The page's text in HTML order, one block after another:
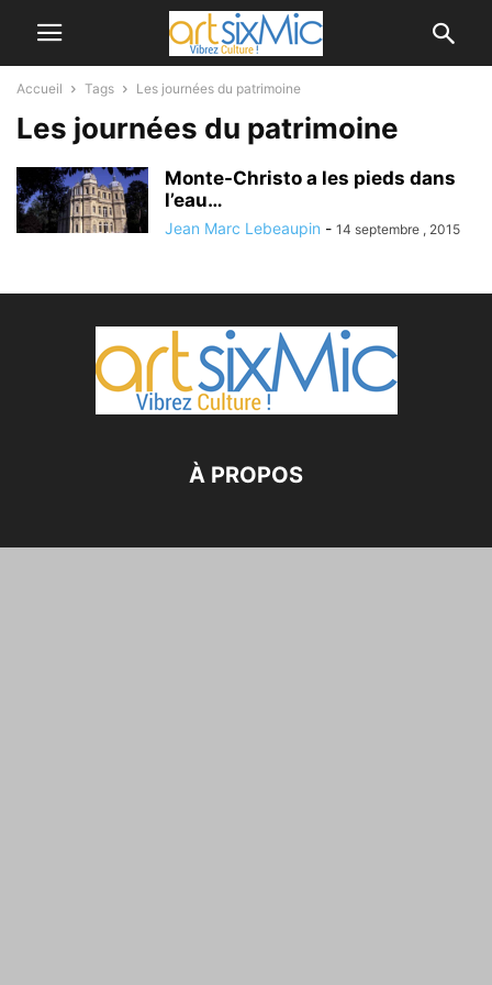
Accueil Tags Les journées du patrimoine
Les journées du patrimoine
Monte-Christo a les pieds dans
l’eau…
Jean Marc Lebeaupin - 14 septembre , 2015
À PROPOS